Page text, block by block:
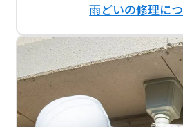
雨どいの修理に